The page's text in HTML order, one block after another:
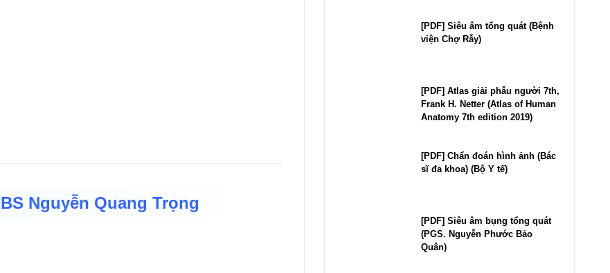
Nguyễn Quang Trọng
[PDF] Siêu âm tổng quát (Bệnh
viện Chợ Rẫy)
[PDF] Atlas giải phẫu người 7th,
Frank H. Netter (Atlas of Human
Anatomy 7th edition 2019)
[PDF] Chẩn đoán hình ảnh (Bác
sĩ đa khoa) (Bộ Y tế)
[PDF] Siêu âm bụng tổng quát
(PGS. Nguyễn Phước Bảo
Quân)